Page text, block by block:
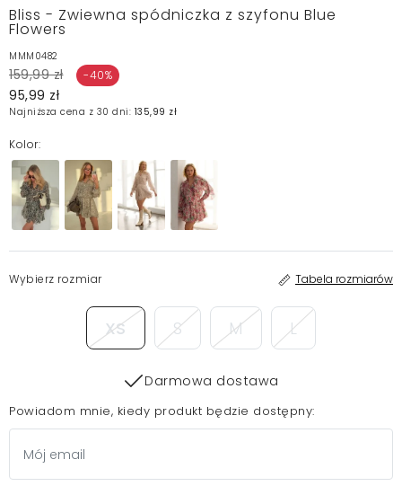
Bliss - Zwiewna spódniczka z szyfonu Blue
Flowers
MMM0482
159,99 zł -40%
95,99 zł
Najniższa cena z 30 dni: 135,99 zł
Kolor:
Wybierz rozmiar Tabela rozmiarów
XS S M L
Darmowa dostawa
Powiadom mnie, kiedy produkt będzie dostępny: